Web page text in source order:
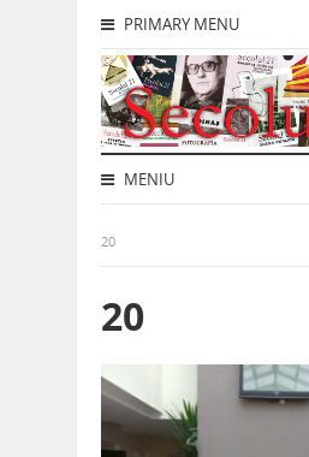
PRIMARY MENU
MENIU
20
20